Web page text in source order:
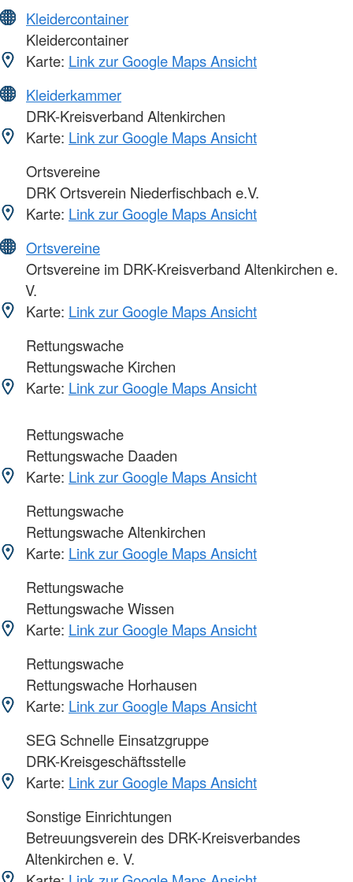
Kleidercontainer
Kleidercontainer
Karte: Link zur Google Maps Ansicht
Kleiderkammer
DRK-Kreisverband Altenkirchen
Karte: Link zur Google Maps Ansicht
Ortsvereine
DRK Ortsverein Niederfischbach e.V.
Karte: Link zur Google Maps Ansicht
Ortsvereine
Ortsvereine im DRK-Kreisverband Altenkirchen e.
V.
Karte: Link zur Google Maps Ansicht
Rettungswache
Rettungswache Kirchen
Karte: Link zur Google Maps Ansicht
Rettungswache
Rettungswache Daaden
Karte: Link zur Google Maps Ansicht
Rettungswache
Rettungswache Altenkirchen
Karte: Link zur Google Maps Ansicht
Rettungswache
Rettungswache Wissen
Karte: Link zur Google Maps Ansicht
Rettungswache
Rettungswache Horhausen
Karte: Link zur Google Maps Ansicht
SEG Schnelle Einsatzgruppe
DRK-Kreisgeschäftsstelle
Karte: Link zur Google Maps Ansicht
Sonstige Einrichtungen
Betreuungsverein des DRK-Kreisverbandes
Altenkirchen e. V.